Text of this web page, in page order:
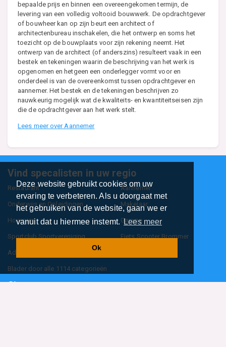
Deze website gebruikt cookies om uw
ervaring te verbeteren. Als u doorgaat met
het gebruiken van de website, gaan we er
vanuit dat u hiermee instemt.Lees meer
Ok
bepaalde prijs en binnen een overeengekomen termijn, de
levering van een volledig voltooid bouwwerk. De opdrachtgever
of bouwheer kan op zijn beurt een architect of
architectenbureau inschakelen, die het ontwerp en soms het
toezicht op de bouwplaats voor zijn rekening neemt. Het
ontwerp van de architect (of anderszins) resulteert vaak in een
bestek en tekeningen waarin de beschrijving van het werk is
opgenomen en hetgeen een onderlegger vormt voor en
onderdeel is van de overeenkomst tussen opdrachtgever en
aannemer. Het bestek en de tekeningen beschrijven zo
nauwkeurig mogelijk wat de kwaliteits- en kwantiteitseisen zijn
die de opdrachtgever aan het werk stelt.
Lees meer over Aannemer
Vind specalisten in uw regio
Restaurant Aannemer
Onderwijs en Opleidingen Makelaar
Hovenier Garage
Sportclub Sportvereniging Fiets Scooter Brommer
Administratiekantoor
Blader door alle 1114 categorieën
Sitemap